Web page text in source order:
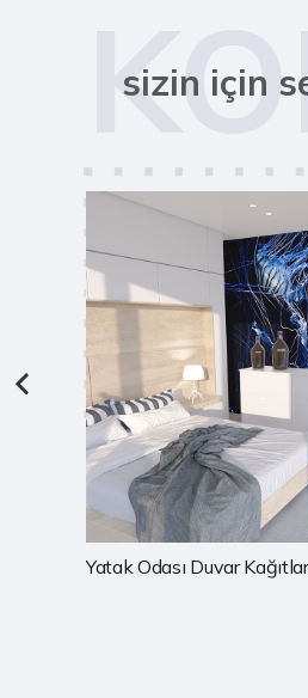
sizin için
Çocuk Odası Duvar